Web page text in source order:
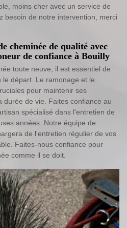
moins cher avec un service de
besoin de notre intervention, merci
cheminée de qualité avec
de confiance à Bouilly
toute neuve, il est essentiel de
départ. Le ramonage et le
pour maintenir ses
durée de vie. Faites confiance au
spécialisé dans l'entretien de
années. Notre équipe de
de l'entretien régulier de vos
Faites-nous confiance pour
comme il se doit.